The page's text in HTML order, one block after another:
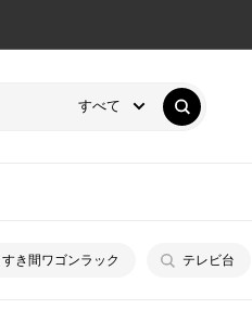
すべて
すき間ワゴンラック テレビ台